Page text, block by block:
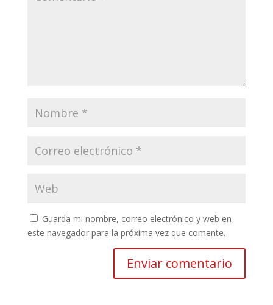
Guarda mi nombre, correo electrónico y web en
este navegador para la próxima vez que comente.